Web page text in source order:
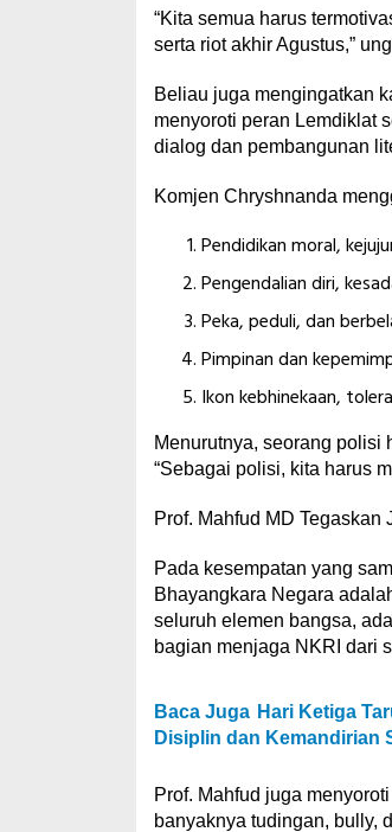
“Kita semua harus
serta riot akhir Agustus,”
Beliau juga mengingatkan
menyoroti peran Lemdiklat
dialog dan pembangunan
Komjen Chryshnanda
Pendidikan moral,
Pengendalian diri,
Peka, peduli, dan
Pimpinan dan
Ikon kebhinekaan,
Menurutnya, seorang polisi
“Sebagai polisi, kita harus
Prof. Mahfud MD
Pada kesempatan yang
Bhayangkara Negara
seluruh elemen bangsa,
bagian menjaga NKRI dari
Baca Juga Hari Ketiga
Disiplin dan Kemandirian
Prof. Mahfud juga
banyaknya tudingan, bully,